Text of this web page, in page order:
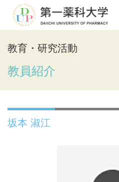
教育・研究活動
教員紹介
坂本 淑江